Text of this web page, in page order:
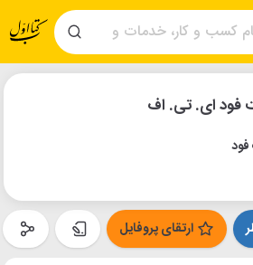
ای. تی. اف
ارتقای پروفایل